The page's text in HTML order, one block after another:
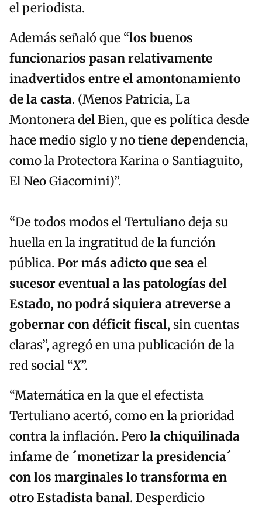
el periodista.
Además señaló que “los buenos
funcionarios pasan relativamente
inadvertidos entre el amontonamiento
de la casta. (Menos Patricia, La
Montonera del Bien, que es política desde
hace medio siglo y no tiene dependencia,
como la Protectora Karina o Santiaguito,
El Neo Giacomini)”.
“De todos modos el Tertuliano deja su
huella en la ingratitud de la función
pública. Por más adicto que sea el
sucesor eventual a las patologías del
Estado, no podrá siquiera atreverse a
gobernar con déficit fiscal, sin cuentas
claras”, agregó en una publicación de la
red social “X”.
“Matemática en la que el efectista
Tertuliano acertó, como en la prioridad
contra la inflación. Perola chiquilinada
infame de ´monetizar la presidencia´
con los marginales lo transforma en
otro Estadista banal. Desperdicio